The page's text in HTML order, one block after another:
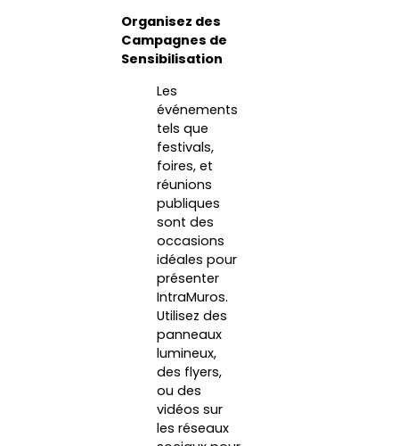
Organisez des
Campagnes de
Sensibilisation
Les
événements
tels que
festivals,
foires, et
réunions
publiques
sont des
occasions
idéales pour
présenter
IntraMuros.
Utilisez des
panneaux
lumineux,
des flyers,
ou des
vidéos sur
les réseaux